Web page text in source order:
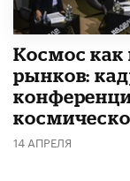
Космос как
рынков:
14 АПРЕЛЯ